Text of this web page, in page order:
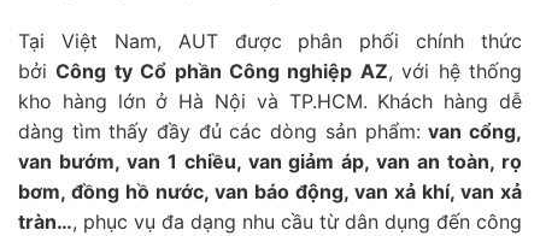
Tại Việt Nam, AUT được phân phối chính thức
bởiCông ty Cổ phần Công nghiệp AZ, với hệ thống
kho hàng lớn ở Hà Nội và TP.HCM. Khách hàng dễ
dàng tìm thấy đầy đủ các dòng sản phẩm:van cổng,
van bướm, van 1 chiều, van giảm áp, van an toàn, rọ
bơm, đồng hồ nước, van báo động, van xả khí, van xả
tràn…, phục vụ đa dạng nhu cầu từ dân dụng đến công